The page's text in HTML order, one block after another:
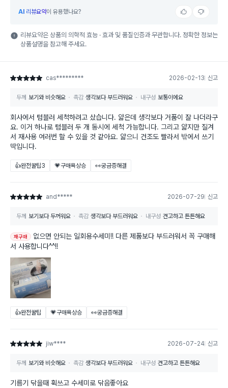
AI 리뷰요약이 유용했나요?
리뷰요약은 상품의 의학적 효능 · 효과 및 품질인증과 무관합니다. 정확한 정보는
상품설명을 참고해 주세요.
별점 5점 cas********* 2026-02-13 신고
두께 보기와 비슷해요 촉감 생각보다 부드러워요 내구성 보통이에요
회사에서 텀블러 세척하려고 샀습니다. 얇은데 생각보다 거품이 잘 나더라구
요. 이거 하나로 텀블러 두 개 동시에 세척 가능합니다. 그리고 얇지만 질겨
서 재사용 여러번 할 수 있을 것 같아요. 얇으니 건조도 빨라서 밖에서 쓰기
딱입니다.
👍완전꿀팁3 💗구매욕상승 👀궁금증해결
별점 5점 and***** 2026-07-29 신고
두께 보기보다 두꺼워요 촉감 생각보다 부드러워요 내구성 견고하고 튼튼해요
재구매
없으면 안되는 일회용수세미!! 다른 제품보다 부드러워서 꼭 구매해
서 사용합니다^^!!
👍완전꿀팁 💗구매욕상승 👀궁금증해결
별점 5점 jiw**** 2026-07-24 신고
두께 보기와 비슷해요 촉감 생각보다 부드러워요 내구성 견고하고 튼튼해요
기름기 닦을때 휙쓰고 수세미로 닦음좋아요